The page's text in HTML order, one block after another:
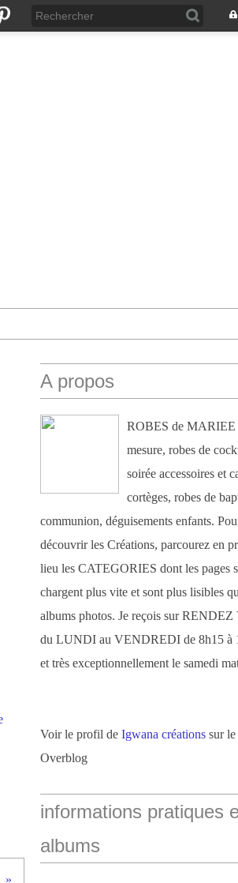
A propos
ROBES de MARIEE
mesure, robes de
soirée accessoires et
cortèges, robes de
communion, déguisements enfants.
découvrir les Créations, parcourez en
lieu les CATEGORIES dont les pages
chargent plus vite et sont plus lisibles
albums photos. Je reçois sur
du LUNDI au VENDREDI de 8h15 à
et très exceptionnellement le samedi
Voir le profil de Igwana créations sur
Overblog
informations pratiques
albums